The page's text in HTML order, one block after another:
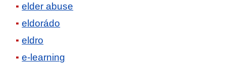
elder abuse
eldorádo
eldro
e-learning